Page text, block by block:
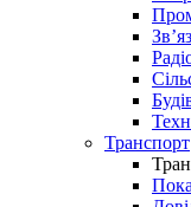
Транспорт